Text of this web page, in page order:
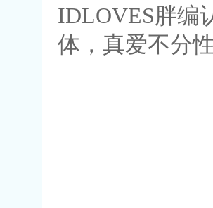
IDLOVES胖编
体，真爱不分